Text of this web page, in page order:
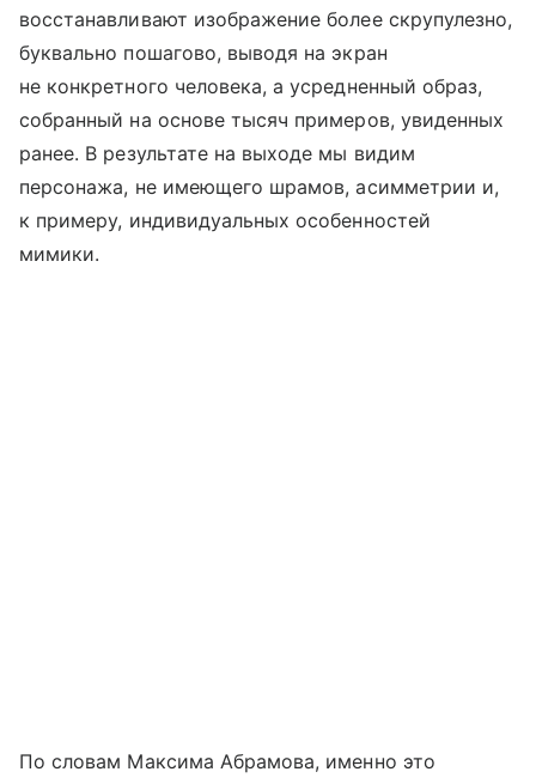
восстанавливают изображение более скрупулезно,
буквально пошагово, выводя на экран
не конкретного человека, а усредненный образ,
собранный на основе тысяч примеров, увиденных
ранее. В результате на выходе мы видим
персонажа, не имеющего шрамов, асимметрии и,
к примеру, индивидуальных особенностей
мимики.
По словам Максима Абрамова, именно это